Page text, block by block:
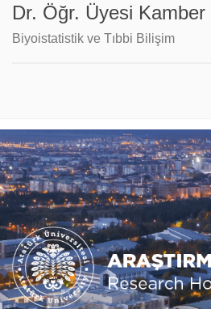
Dr. Öğr. Üyesi Kamber
Biyoistatistik ve Tıbbi Bilişim